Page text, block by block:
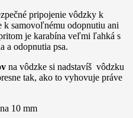
pripojenie vôdzky k
k samovoľnému odopnutiu ani
je karabína veľmi ľahká s
a odopnutia psa.
na vôdzke si nadstavíš vôdzku
tak, ako to vyhovuje práve
10 mm